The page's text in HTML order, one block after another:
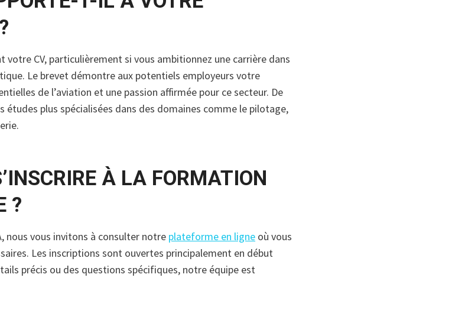
votre CV, particulièrement si vous ambitionnez une carrière dans
Le brevet démontre aux potentiels employeurs votre
de l’aviation et une passion affirmée pour ce secteur. De
plus spécialisées dans des domaines comme le pilotage,
À LA FORMATION
?
nous vous invitons à consulter notre plateforme en ligne où vous
Les inscriptions sont ouvertes principalement en début
précis ou des questions spécifiques, notre équipe est